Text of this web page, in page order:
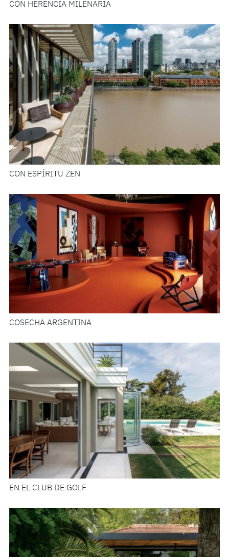
CON HERENCIA MILENARIA
CON ESPÍRITU ZEN
COSECHA ARGENTINA
EN EL CLUB DE GOLF